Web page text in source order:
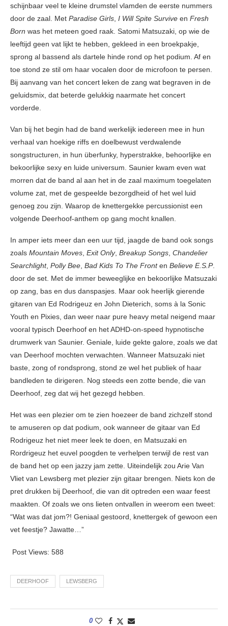
schijnbaar veel te kleine drumstel vlamden de eerste nummers
door de zaal. Met Paradise Girls I Will Spite Survive en Fresh
Born was het meteen goed raak. Satomi Matsuzaki, op wie de
leeftijd geen vat lijkt te hebben, gekleed in een broekpakje,
sprong al bassend als dartele hinde rond op het podium. Af en
toe stond ze stil om haar vocalen door de microfoon te persen.
Bij aanvang van het concert leken de zang wat begraven in de
geluidsmix, dat beterde gelukkig naarmate het concert
vorderde.
Van bij het begin had de band werkelijk iedereen mee in hun
verhaal van hoekige riffs en doelbewust verdwalende
songstructuren, in hun überfunky, hyperstrakke, behoorlijke en
bekoorlijke sexy en luide universum. Saunier kwam even wat
morren dat de band al aan het in de zaal maximum toegelaten
volume zat, met de gespeelde bezorgdheid of het wel luid
genoeg zou zijn. Waarop de knettergekke percussionist een
volgende Deerhoof-anthem op gang mocht knallen.
In amper iets meer dan een uur tijd, jaagde de band ook songs
zoals Mountain Moves Exit Only, Breakup Songs Chandelier
Searchlight, Polly Bee Bad Kids To The Fronten Believe E.S.P.
door de set. Met de immer beweeglijke en bekoorlijke Matsuzaki
op zang, bas en dus danspasjes. Maar ook heerlijk gierende
gitaren van Ed Rodrigeuz en John Dieterich, soms à la Sonic
Youth en Pixies, dan weer naar pure heavy metal neigend maar
vooral typisch Deerhoof en het ADHD-on-speed hypnotische
drumwerk van Saunier. Geniale, luide gekte galore, zoals we dat
van Deerhoof mochten verwachten. Wanneer Matsuzaki niet
baste, zong of rondsprong, stond ze wel het publiek of haar
bandleden te dirigeren. Nog steeds een zotte bende, die van
Deerhoof, zeg dat wij het gezegd hebben.
Het was een plezier om te zien hoezeer de band zichzelf stond
te amuseren op dat podium, ook wanneer de gitaar van Ed
Rodrigeuz het niet meer leek te doen, en Matsuzaki en
Rordrigeuz het euvel poogden te verhelpen terwijl de rest van
de band het op een jazzy jam zette. Uiteindelijk zou Arie Van
Vliet van Lewsberg met plezier zijn gitaar brengen. Niets kon de
pret drukken bij Deerhoof, die van dit optreden een waar feest
maakten. Of zoals we ons lieten ontvallen in weerom een tweet:
“Wat was dat jom?! Geniaal gestoord, knettergek of gewoon een
vet feestje? Jawatte…”
Post Views: 588
DEERHOOF LEWSBERG
0